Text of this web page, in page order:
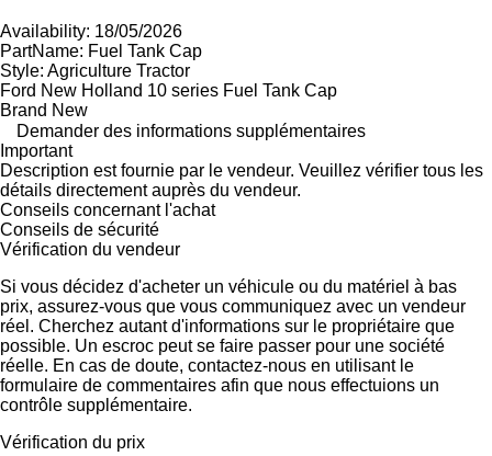
Availability: 18/05/2026
PartName: Fuel Tank Cap
Style: Agriculture Tractor
Ford New Holland 10 series Fuel Tank Cap
Brand New
Demander des informations supplémentaires
Important
Description est fournie par le vendeur. Veuillez vérifier tous les
détails directement auprès du vendeur.
Conseils concernant l'achat
Conseils de sécurité
Vérification du vendeur
Si vous décidez d'acheter un véhicule ou du matériel à bas
prix, assurez-vous que vous communiquez avec un vendeur
réel. Cherchez autant d'informations sur le propriétaire que
possible. Un escroc peut se faire passer pour une société
réelle. En cas de doute, contactez-nous en utilisant le
formulaire de commentaires afin que nous effectuions un
contrôle supplémentaire.
Vérification du prix